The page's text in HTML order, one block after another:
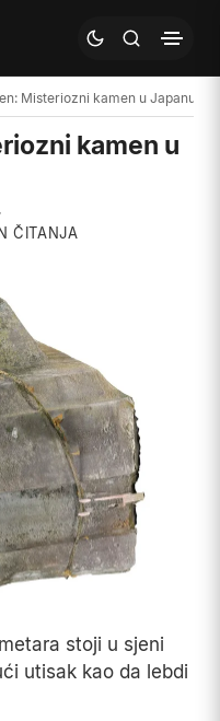
Misteriozni kamen u Japanu
kamen u
·
ČITANJA
stoji u sjeni
utisak kao da lebdi